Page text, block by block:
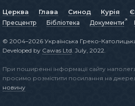
Церква Глава Синод Курія
Пресцентр Бібліотека Документи
© 2004–2026 Українська Греко-
Developed by Cawas Ltd . July, 2022.
При поширенні інформації сайту
просимо розмістити посилання на
новину